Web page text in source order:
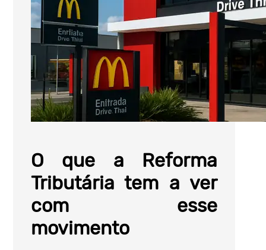
O que a Reforma
Tributária tem a ver
com esse
movimento